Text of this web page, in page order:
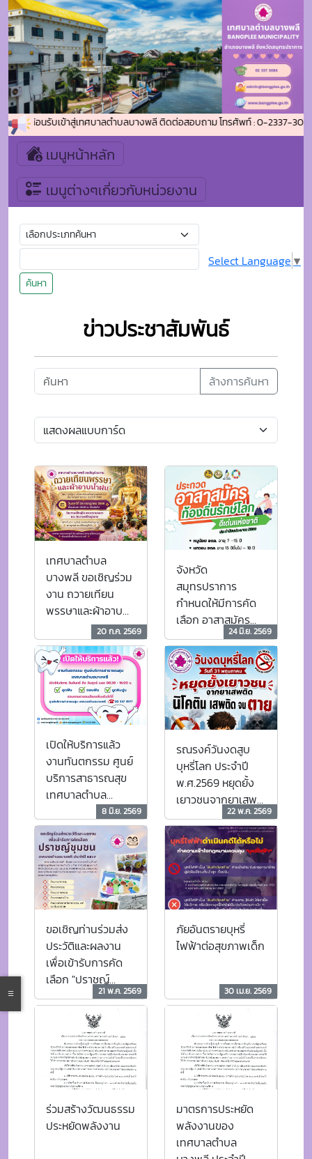
นดีต้อนรับเข้าสู่เทศบาลตำบลบางพลี ติดต่อสอบถาม โทรศัพท์ : 0-2337-3086 โ
เมนูหน้าหลัก
เมนูต่างๆเกี่ยวกับหน่วยงาน
ค้นหา
ข่าวประชาสัมพันธ์
ล้างการค้นหา
เทศบาลตำบล
บางพลี ขอเชิญร่วม
งาน ถวายเทียน
พรรษาและผ้าอาบน้ำ
ฝน ในโครงการจัด
งานสัปดาห์ส่งเสริม
เนื่องในวันเข้า
พรรษา ประจำปี
2569
20 ก.ค. 2569
สมุทรปราการ
กำหนดให้มีการคัด
เลือก อาสาสมัคร
ท้องถิ่นรักษ์โลก ดี
เด่นประจำชาติ
24 มิ.ย. 2569
เปิดให้บริการแล้ว
งานทันตกรรม ศูนย์
บริการสาธารณสุข
เทศบาลตำบล
บางพลี เปิดให้
บริการ วันจันทร์ ถึง
- 16.00 น. อุดฟัน
ถอนฟัน ขูดหินปูน
สอบถามรายละเอียด
เพิ่มเติมได้ที่..ศูนย์
บริการสาธารณสุข
เทศบาลตำบล
บางพลี 02 337
3977
8 มิ.ย. 2569
รณรงค์วันงดสูบ
บุหรี่โลก ประจำปี
พ.ศ.2569 หยุดยั้ง
เยาวชนจากยาเสพ
ติด นิโคติน เสพติด
จน ตาย
22 พ.ค. 2569
ขอเชิญท่านร่วมส่ง
ประวัติและผลงาน
เพื่อเข้ารับการคัด
เลือก "ปราชญ์
ชุมชน" เทศบาล
ตำบลบางพลี ประจำ
2569
21 พ.ค. 2569
ภัยอันตรายบุหรี่
ไฟฟ้าต่อสุขภาพเด็ก
30 เม.ย. 2569
ร่วมสร้างวัฒนธรรม
ประหยัดพลังงาน
25 มี.ค. 2569
มาตรการประหยัด
พลังงานของ
เทศบาลตำบล
บางพลี ประจำปี
พ.ศ. 2569 18 มี.ค. 2569